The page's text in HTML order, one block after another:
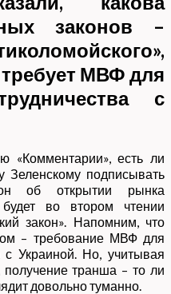
законов –
МВФ для
с
«Комментарии», есть ли
Зеленскому подписывать
об открытии рынка
во втором чтении
закон». Напомним, что
– требование МВФ для
с Украиной. Но, учитывая
транша – то ли
довольно туманно.